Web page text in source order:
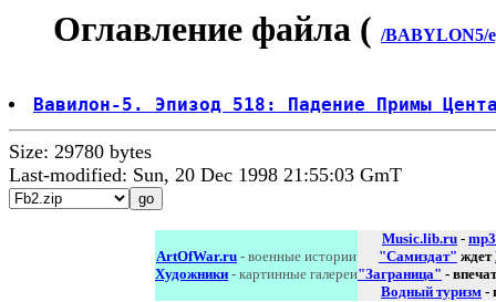
Оглавление файла ( /BABYLON5/
Вавилон-5. Эпизод 518: Падение Примы
Size: 29780 bytes
Last-modified: Sun, 20 Dec 1998 21:55:03 GmT
ArtOfWar.ru - военные истории
Художники - картинные галереи
Music.lib.ru - mp3
"Самиздат" ждет
"Заграница" -
Водный туризм -